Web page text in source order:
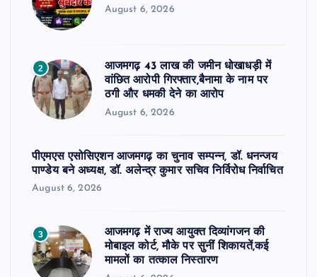
August 6, 2026
2
आजमगढ़ 43 लाख की जमीन धोखाधड़ी में
वांछित आरोपी गिरफ्तार,बैनामा के नाम पर
ठगी और धमकी देने का आरोप
August 6, 2026
पीएमएस एसोसिएशन आजमगढ़ का चुनाव सम्पन्न, डॉ. धनन्जय
पाण्डेय बने अध्यक्ष, डॉ. अलेन्द्र कुमार सचिव निर्विरोध निर्वाचित
August 6, 2026
3
आजमगढ़ में राज्य आयुक्त दिव्यांगजन की
मोबाइल कोर्ट, मौके पर सुनीं शिकायतें,कई
मामलों का तत्काल निस्तारण